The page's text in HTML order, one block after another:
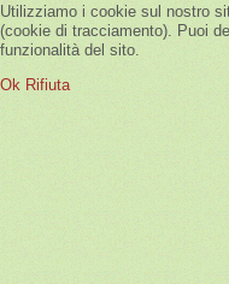
Utilizziamo i cookie sul nostro
(cookie di tracciamento). Puoi
funzionalità del sito.
Ok Rifiuta